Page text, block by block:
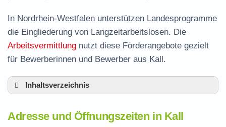
In Nordrhein-Westfalen unterstützen Landesprogramme
die Eingliederung von Langzeitarbeitslosen. Die
Arbeitsvermittlung nutzt diese Förderangebote gezielt
für Bewerberinnen und Bewerber aus Kall.
Inhaltsverzeichnis
Leistungen der Arbeitsvermittlung in Kall
Adresse und Öffnungszeiten in Kall